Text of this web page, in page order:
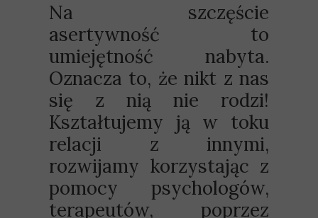
Na szczęście
asertywność to
umiejętność nabyta.
Oznacza to, że nikt z nas
się z nią nie rodzi!
Kształtujemy ją w toku
relacji z innymi,
rozwijamy korzystając z
pomocy psychologów,
terapeutów, poprzez